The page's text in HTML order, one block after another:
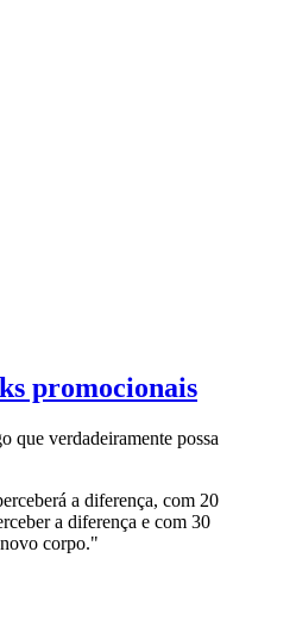
promocionais
que verdadeiramente possa
a diferença, com 20
a diferença e com 30
corpo."